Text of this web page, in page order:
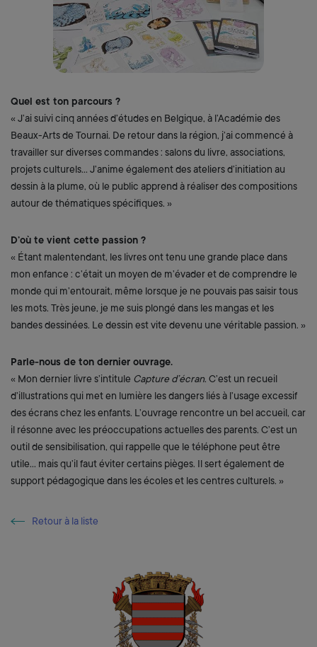
Quel est ton parcours ?
« J’ai suivi cinq années d’études en Belgique, à l’Académie des
Beaux-Arts de Tournai. De retour dans la région, j’ai commencé à
travailler sur diverses commandes : salons du livre, associations,
projets culturels… J’anime également des ateliers d’initiation au
dessin à la plume, où le public apprend à réaliser des compositions
autour de thématiques spécifiques. »
D’où te vient cette passion ?
« Étant malentendant, les livres ont tenu une grande place dans
mon enfance : c’était un moyen de m’évader et de comprendre le
monde qui m’entourait, même lorsque je ne pouvais pas saisir tous
les mots. Très jeune, je me suis plongé dans les mangas et les
bandes dessinées. Le dessin est vite devenu une véritable passion. »
Parle-nous de ton dernier ouvrage.
« Mon dernier livre s’intitule Capture d’écran. C’est un recueil
d’illustrations qui met en lumière les dangers liés à l’usage excessif
des écrans chez les enfants. L’ouvrage rencontre un bel accueil, car
il résonne avec les préoccupations actuelles des parents. C’est un
outil de sensibilisation, qui rappelle que le téléphone peut être
utile… mais qu’il faut éviter certains pièges. Il sert également de
support pédagogique dans les écoles et les centres culturels. »
Retour à la liste
Retour à la liste